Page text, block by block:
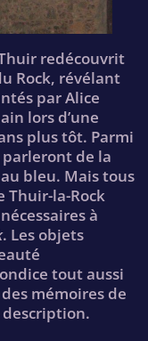
redécouvrit
Rock, révélant
par Alice
lors d’une
plus tôt. Parmi
parleront de la
bleu. Mais tous
Thuir-la-Rock
à
. Les objets
tout aussi
mémoires de
description.